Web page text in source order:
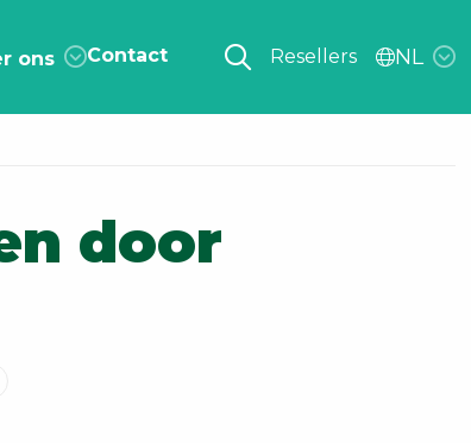
ons Contact Resellers NL
door